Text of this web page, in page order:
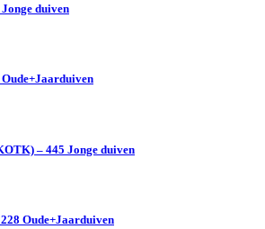
duiven
– 445 Jonge duiven
Oude+Jaarduiven